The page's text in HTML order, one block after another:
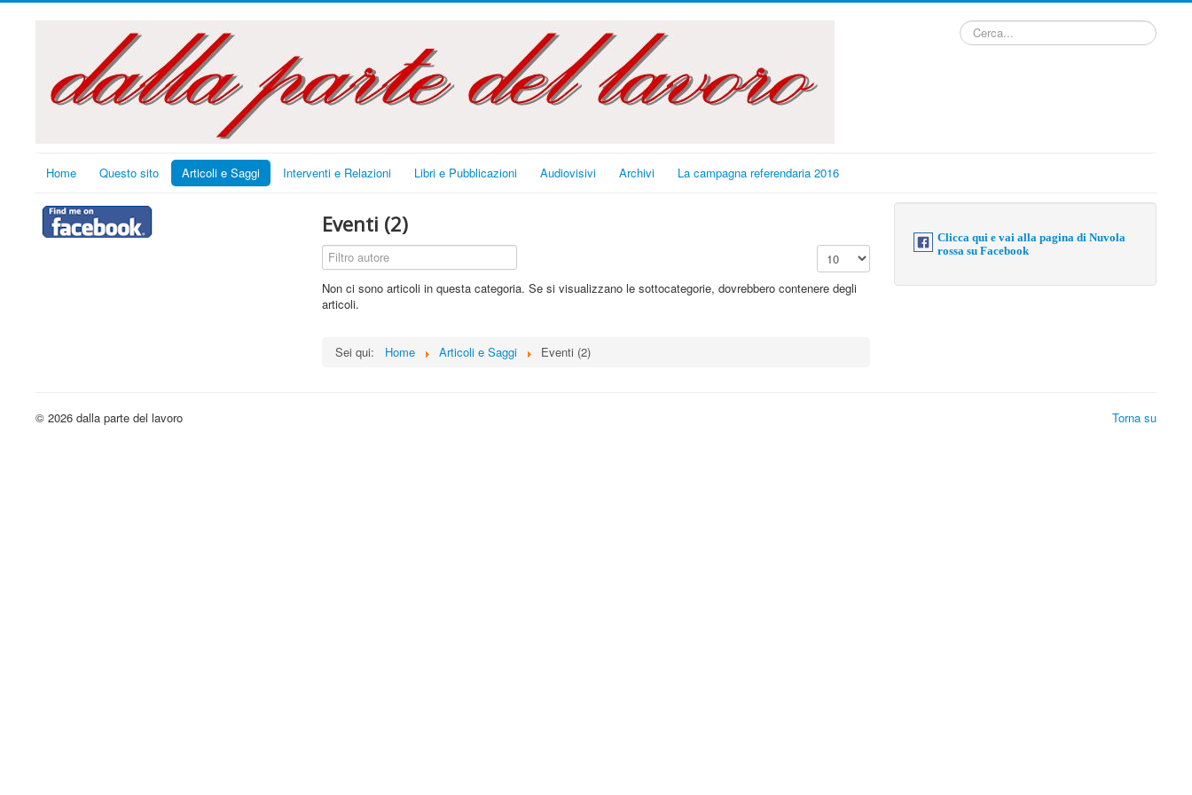
Cerca...
Home Questo sito Articoli e Saggi Interventi e Relazioni Libri e Pubblicazioni Audiovisivi Archivi La campagna referendaria 2016
Eventi (2)
Filtro autore Visualizza n.
Non ci sono articoli in questa categoria. Se si visualizzano le sottocategorie, dovrebbero contenere degli
articoli.
Sei qui: Home Articoli e Saggi Eventi (2)
Clicca qui e vai alla pagina di Nuvola
rossa su Facebook
Torna su
© 2026 dalla parte del lavoro